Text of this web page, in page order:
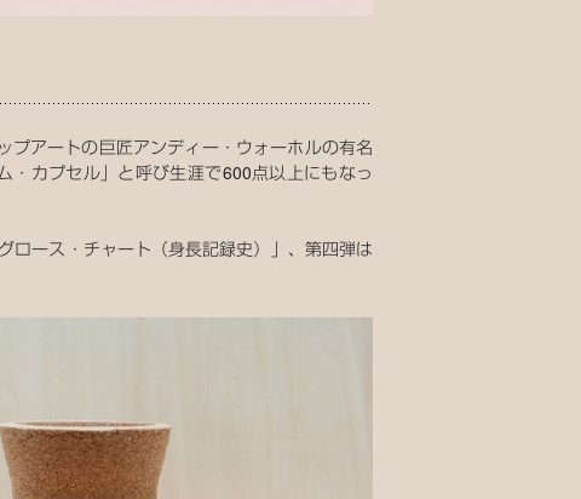
アートの巨匠アンディー・ウォーホルの有名
カプセル」と呼び生涯で600点以上にもなっ
ロース・チャート（身長記録史）」、第四弾は